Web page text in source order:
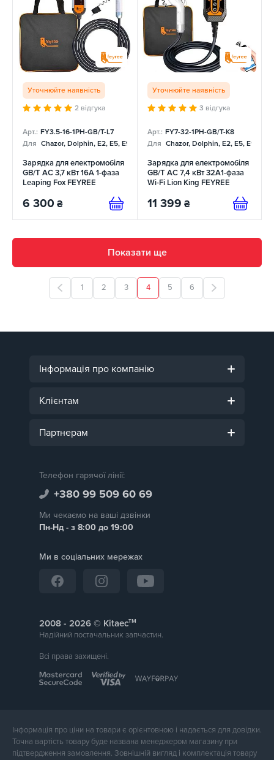
Уточнюйте наявність
2 відгука
Арт.: FY3.5-16-1PH-GB/T-L7
Для Chazor, Dolphin, E2, E5, E9, Mercedes
Зарядка для електромобіля
GB/T AC 3,7 кВт 16А 1-фаза
Leaping Fox FEYREE
6 300 ₴
Уточнюйте наявність
3 відгука
Арт.: FY7-32-1PH-GB/T-K8
Для Chazor, Dolphin, E2, E5, E9,
Зарядка для електромобіля
GB/T AC 7,4 кВт 32A1-фаза
Wi-Fi Lion King FEYREE
11 399 ₴
Показати ще
1 2 3 4 5 6
Інформація про компанію
Клієнтам
Партнерам
Телефон гарячої лінії:
+380 99 509 60 69
Ми чекаємо на ваші дзвінки
Пн-Нд - з 8:00 до 19:00
Ми в соціальних мережах
2008 - © Kitaecтм
Надійний постачальник запчастин.
Всі права захищені.
Інформація про ціни на товари є орієнтовною і надається для довідки.
Точна вартість товару буде названа менеджером магазину при
підтвердження замовлення. Зовнішній вигляд і комплектація товару